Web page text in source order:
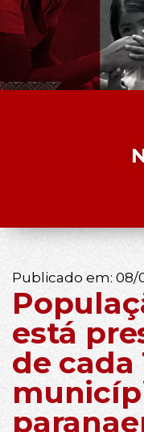
Publicado em: 08/
está
de cada